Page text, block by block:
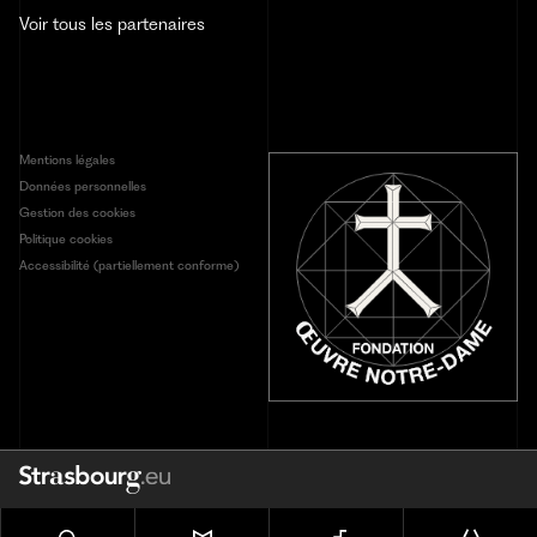
Voir tous les partenaires
Mentions légales
Données personnelles
Gestion des cookies
Politique cookies
Accessibilité (partiellement conforme)